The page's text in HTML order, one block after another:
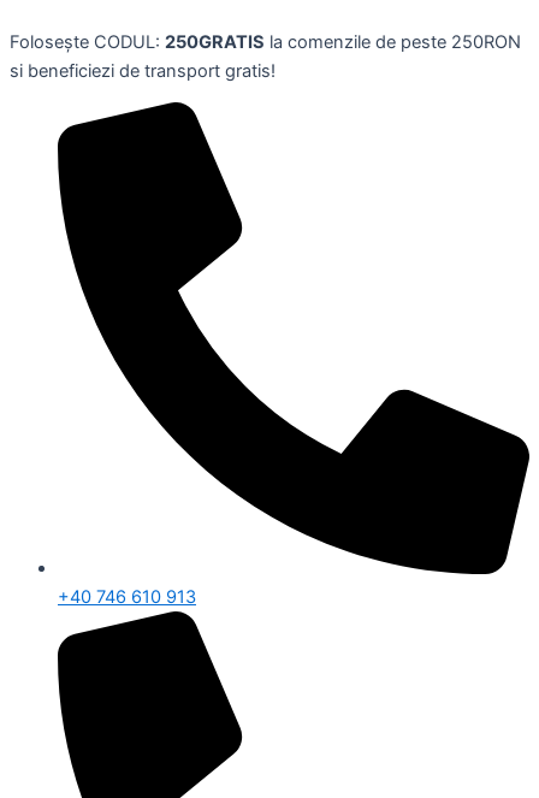
to
content
Folosește CODUL: 250GRATIS la comenzile de peste 250RON
si beneficiezi de transport gratis!
+40 746 610 913